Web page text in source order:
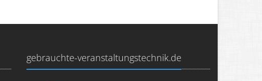
gebrauchte-veranstaltungstechnik.de